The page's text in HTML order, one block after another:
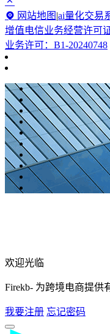
网站地图 |ai量化交易
增值电信业务经营许可
业务许可：B1-20240748
欢迎光临
Firekb- 为跨境电商提供
我要注册 忘记密码